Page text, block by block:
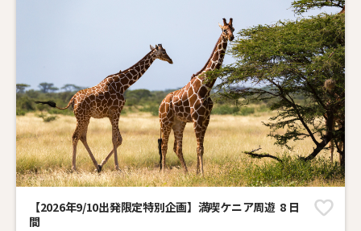
【2026年9/10出発限定特別企画】満喫ケニア周遊 8 日
間